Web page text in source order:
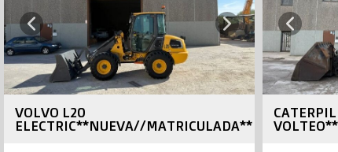
Previous Next
VOLVO L20
ELECTRIC**NUEVA//MATRICULADA**
Previous
VOLTEO**